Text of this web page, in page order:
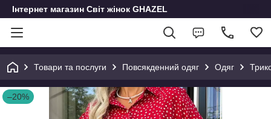
Інтернет магазин Світ жінок GHAZEL
Товари та послуги Повсякденний одяг Одяг
–20%